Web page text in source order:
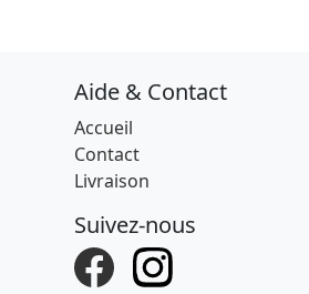
Aide & Contact
Accueil
Contact
Livraison
Suivez-nous